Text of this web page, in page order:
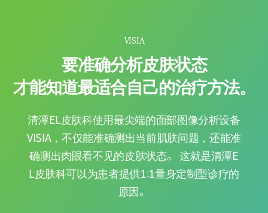
VISIA
要准确分析皮肤状态
才能知道最适合自己的治疗方法。
清潭EL皮肤科使用最尖端的面部图像分析设备
VISIA，不仅能准确测出当前肌肤问题，还能准
确测出肉眼看不见的皮肤状态。 这就是清潭E
L皮肤科可以为患者提供1:1量身定制型诊疗的
原因。